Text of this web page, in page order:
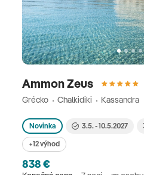
Ammon Zeus
Grécko Chalkidiki Kassandra
Novinka 3.5. - 10.5.2027
+12 výhod
838 €